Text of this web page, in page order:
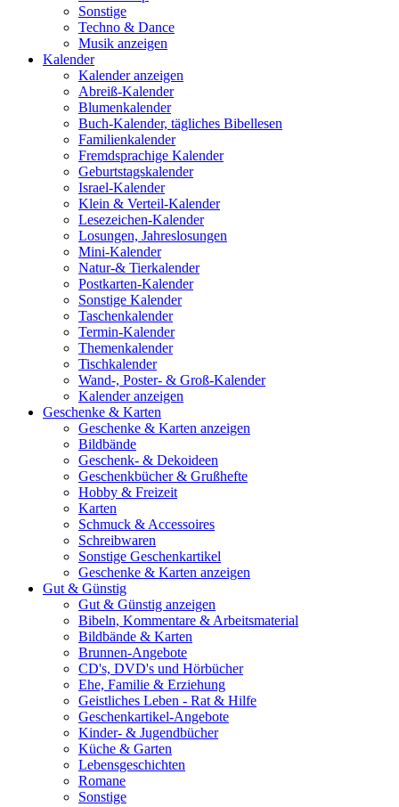
Sonstige
Techno & Dance
Musik anzeigen
Kalender
Kalender anzeigen
Abreiß-Kalender
Blumenkalender
Buch-Kalender, tägliches Bibellesen
Familienkalender
Fremdsprachige Kalender
Geburtstagskalender
Israel-Kalender
Klein & Verteil-Kalender
Lesezeichen-Kalender
Losungen, Jahreslosungen
Mini-Kalender
Natur-& Tierkalender
Postkarten-Kalender
Sonstige Kalender
Taschenkalender
Termin-Kalender
Themenkalender
Tischkalender
Wand-, Poster- & Groß-Kalender
Kalender anzeigen
Geschenke & Karten
Geschenke & Karten anzeigen
Bildbände
Geschenk- & Dekoideen
Geschenkbücher & Grußhefte
Hobby & Freizeit
Karten
Schmuck & Accessoires
Schreibwaren
Sonstige Geschenkartikel
Geschenke & Karten anzeigen
Gut & Günstig
Gut & Günstig anzeigen
Bibeln, Kommentare & Arbeitsmaterial
Bildbände & Karten
Brunnen-Angebote
CD's, DVD's und Hörbücher
Ehe, Familie & Erziehung
Geistliches Leben - Rat & Hilfe
Geschenkartikel-Angebote
Kinder- & Jugendbücher
Küche & Garten
Lebensgeschichten
Romane
Sonstige